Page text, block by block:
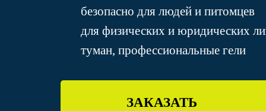
безопасно для людей и питомцев
для физических и юридических
туман, профессиональные гели
ЗАКАЗАТЬ